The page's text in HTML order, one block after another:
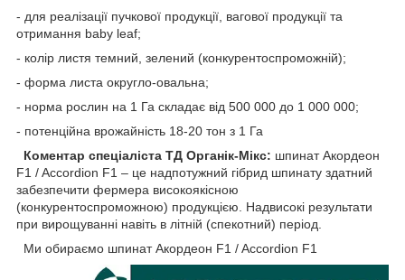
- для реалізації пучкової продукції, вагової продукції та
отримання baby leaf;
- колір листя темний, зелений (конкурентоспроможній);
- форма листа округло-овальна;
- норма рослин на 1 Га складає від 500 000 до 1 000 000;
- потенційна врожайність 18-20 тон з 1 Га
Коментар спеціаліста ТД Органік-Мікс: шпинат Акордеон
F1 / Accordion F1 – це надпотужний гібрид шпинату здатний
забезпечити фермера високоякісною
(конкурентоспроможною) продукцією. Надвисокі результати
при вирощуванні навіть в літній (спекотний) період.
Ми обираємо шпинат Акордеон F1 / Accordion F1